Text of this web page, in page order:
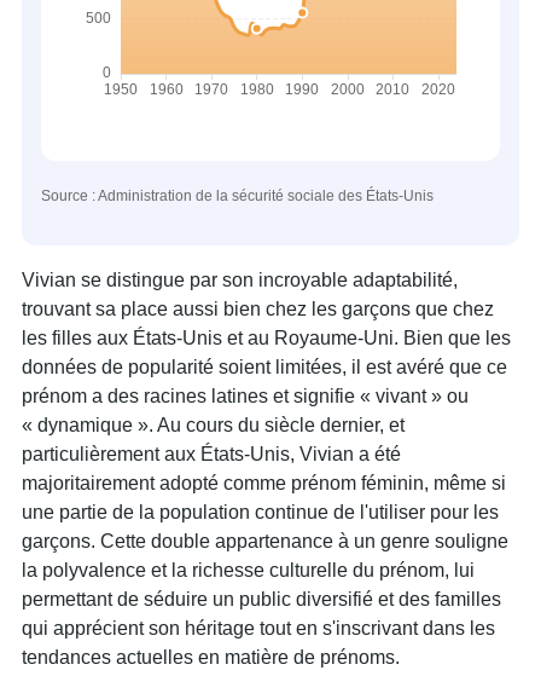
Source : Administration de la sécurité sociale des États-Unis
Vivian se distingue par son incroyable adaptabilité,
trouvant sa place aussi bien chez les garçons que chez
les filles aux États-Unis et au Royaume-Uni. Bien que les
données de popularité soient limitées, il est avéré que ce
prénom a des racines latines et signifie « vivant » ou
« dynamique ». Au cours du siècle dernier, et
particulièrement aux États-Unis, Vivian a été
majoritairement adopté comme prénom féminin, même si
une partie de la population continue de l'utiliser pour les
garçons. Cette double appartenance à un genre souligne
la polyvalence et la richesse culturelle du prénom, lui
permettant de séduire un public diversifié et des familles
qui apprécient son héritage tout en s'inscrivant dans les
tendances actuelles en matière de prénoms.